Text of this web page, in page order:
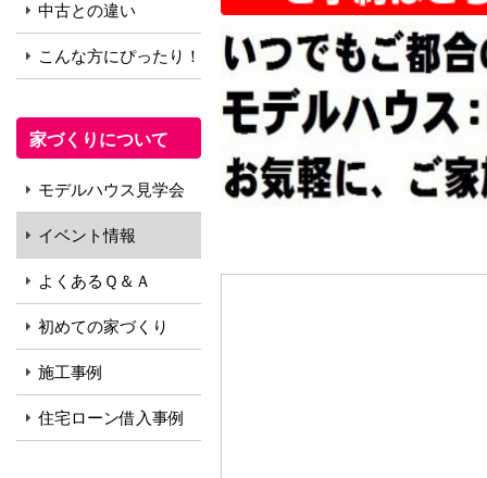
中古との違い
こんな方にぴったり！
家づくりについて
モデルハウス見学会
イベント情報
よくあるＱ＆Ａ
初めての家づくり
施工事例
住宅ローン借入事例